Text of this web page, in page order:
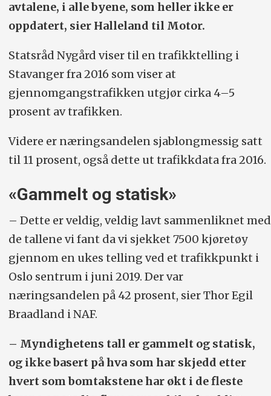
avtalene, i alle byene, som heller ikke er
oppdatert, sier Halleland til Motor.
Statsråd Nygård viser til en trafikktelling i
Stavanger fra 2016 som viser at
gjennomgangstrafikken utgjør cirka 4–5
prosent av trafikken.
Videre er næringsandelen sjablongmessig satt
til 11 prosent, også dette ut trafikkdata fra 2016.
«Gammelt og statisk»
– Dette er veldig, veldig lavt sammenliknet med
de tallene vi fant da vi sjekket 7500 kjøretøy
gjennom en ukes telling ved et trafikkpunkt i
Oslo sentrum i juni 2019. Der var
næringsandelen på 42 prosent, sier Thor Egil
Braadland i NAF.
– Myndighetens tall er gammelt og statisk,
og ikke basert på hva som har skjedd etter
hvert som bomtakstene har økt i de fleste